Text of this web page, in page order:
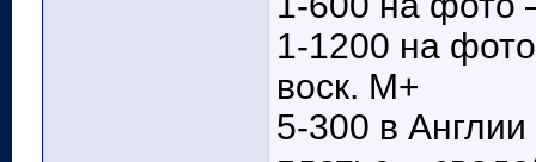
1-1200 на
воск. М+
5-300 в